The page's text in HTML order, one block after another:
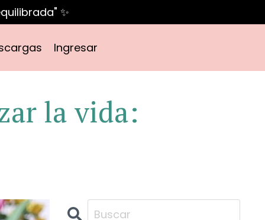
✨
Ingresar
la vida: